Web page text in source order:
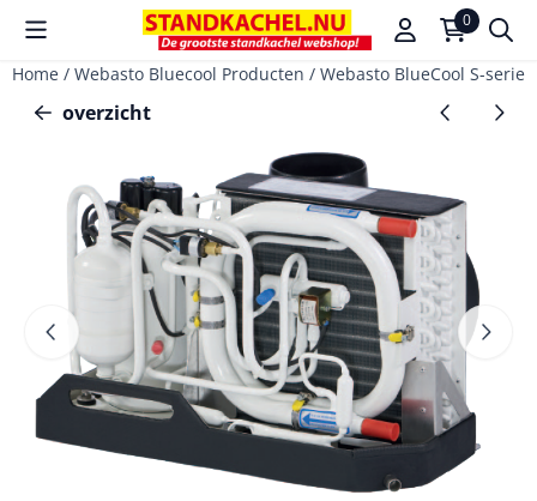
Cookievoorkeuren zijn beschikbaar. Kies instellingen of sta
0
Home / Webasto Bluecool Producten / Webasto BlueCool S-serie
overzicht